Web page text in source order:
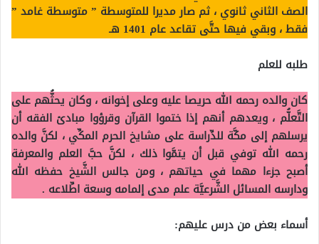
الصف الثاني ثانوي ، ثم صار مديرا للمتوسطة ” متوسطة غامد ”
فقط ، وبقي فيها حتَّى تقاعد عام 1401 هـ
طلبه للعلم
كان والده رحمه الله حريصا عليه وعلى إخوانه ، وكان يحثُّهم على
التَّعلُّم ، ويعدهم أنهم إذا ختموا القرآن وقرؤوا مبادئ الفقه أن
يرسلهم إلى مكَّة للدِّراسة على مشايخ الحرم المكِّي ، لكنَّ والده
رحمه الله توفي قبل أن يتمَّوا ذلك ، لكنَّ حبَّ العلم والمعرفة
أصبح جزءا مهما في حياتهم ، ومن جالس الشَّيخ حفظه الله
ودارسه المسائل الشَّرعيَّة علم مدى إلمامه وسعة اطِّلاعه .
أسماء بعض من درس عليهم: